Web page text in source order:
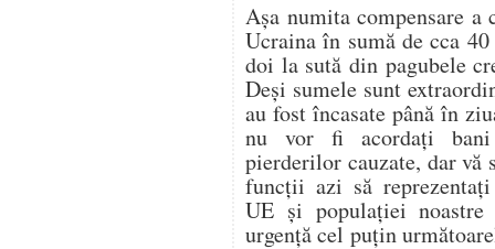
Așa numita compensare
Ucraina în sumă de cca
doi la sută din pagubele
Deși sumele sunt
au fost încasate până în
nu vor fi acordați bani
pierderilor cauzate, dar
funcții azi să
UE și populației
urgență cel puțin